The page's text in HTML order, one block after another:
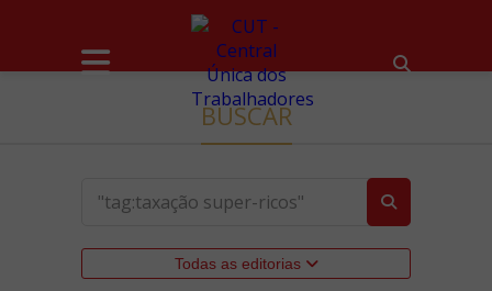
BUSCAR
Todas as editorias